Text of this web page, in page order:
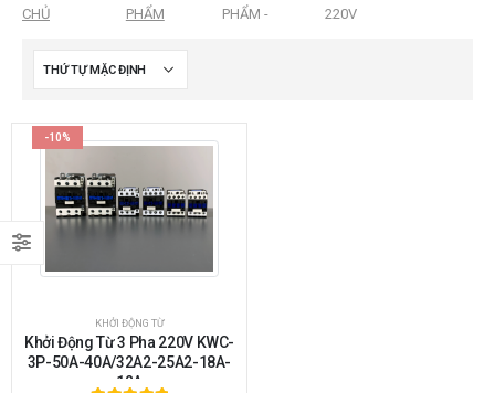
CHỦ
PHẨM
PHẨM -
220V
-10%
KHỞI ĐỘNG TỪ
Khởi Động Từ 3 Pha 220V KWC-
3P-50A-40A/32A2-25A2-18A-
12A